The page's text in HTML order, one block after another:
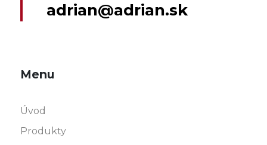
adrian@adrian.sk
Menu
Úvod
Produkty